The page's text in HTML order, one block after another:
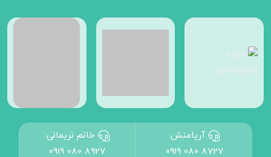
آریامنش:
0919 080 8727
خانم نریمانی:
0919 080 8927